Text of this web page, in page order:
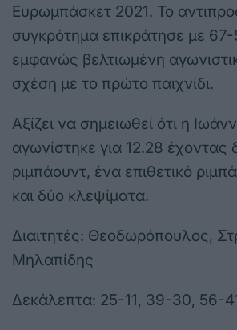
Ευρωμπάσκετ 2021. Το
συγκρότημα επικράτησε με
εμφανώς βελτιωμένη
σχέση με το πρώτο παιχνίδι.
Αξίζει να σημειωθεί ότι η
αγωνίστηκε για 12.28 έχοντας
ριμπάουντ, ένα επιθετικό
και δύο κλεψίματα.
Διαιτητές: Θεοδωρόπουλος,
Μηλαπίδης
Δεκάλεπτα: 25-11, 39-30, 56-